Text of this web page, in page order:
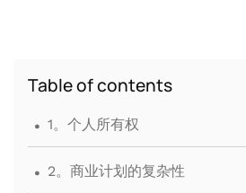
Table of contents
. 1。个人所有权
. 2。商业计划的复杂性